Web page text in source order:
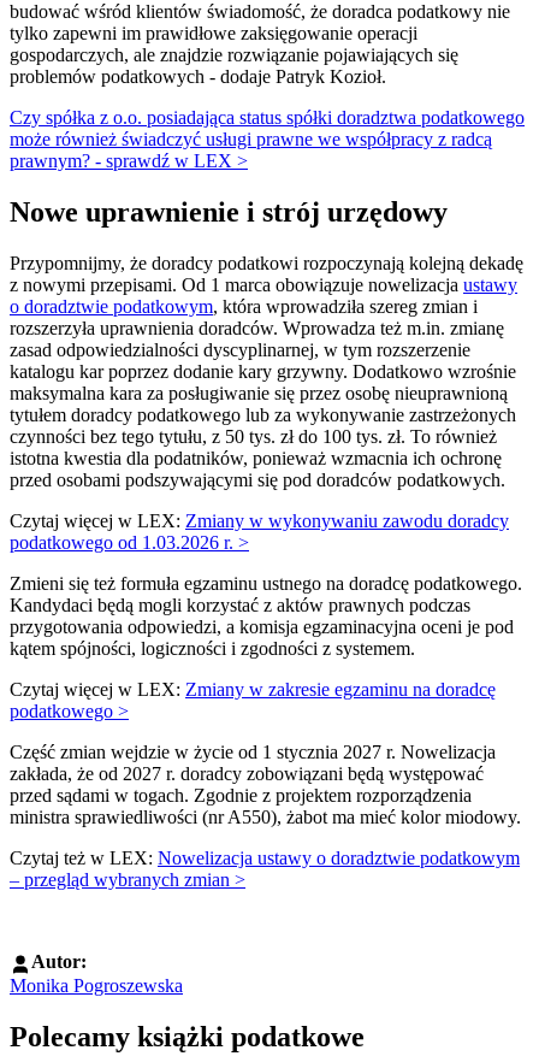
budować wśród klientów świadomość, że doradca podatkowy nie
tylko zapewni im prawidłowe zaksięgowanie operacji
gospodarczych, ale znajdzie rozwiązanie pojawiających się
problemów podatkowych - dodaje Patryk Kozioł.
Czy spółka z o.o. posiadająca status spółki doradztwa podatkowego
może również świadczyć usługi prawne we współpracy z radcą
prawnym? - sprawdź w LEX >
Nowe uprawnienie i strój urzędowy
Przypomnijmy, że doradcy podatkowi rozpoczynają kolejną dekadę
z nowymi przepisami. Od 1 marca obowiązuje nowelizacja ustawy
o doradztwie podatkowym, która wprowadziła szereg zmian i
rozszerzyła uprawnienia doradców. Wprowadza też m.in. zmianę
zasad odpowiedzialności dyscyplinarnej, w tym rozszerzenie
katalogu kar poprzez dodanie kary grzywny. Dodatkowo wzrośnie
maksymalna kara za posługiwanie się przez osobę nieuprawnioną
tytułem doradcy podatkowego lub za wykonywanie zastrzeżonych
czynności bez tego tytułu, z 50 tys. zł do 100 tys. zł. To również
istotna kwestia dla podatników, ponieważ wzmacnia ich ochronę
przed osobami podszywającymi się pod doradców podatkowych.
Czytaj więcej w LEX: Zmiany w wykonywaniu zawodu doradcy
podatkowego od 1.03.2026 r. >
Zmieni się też formuła egzaminu ustnego na doradcę podatkowego.
Kandydaci będą mogli korzystać z aktów prawnych podczas
przygotowania odpowiedzi, a komisja egzaminacyjna oceni je pod
kątem spójności, logiczności i zgodności z systemem.
Czytaj więcej w LEX: Zmiany w zakresie egzaminu na doradcę
podatkowego >
Część zmian wejdzie w życie od 1 stycznia 2027 r. Nowelizacja
zakłada, że od 2027 r. doradcy zobowiązani będą występować
przed sądami w togach. Zgodnie z projektem rozporządzenia
ministra sprawiedliwości (nr A550), żabot ma mieć kolor miodowy.
Czytaj też w LEX: Nowelizacja ustawy o doradztwie podatkowym
– przegląd wybranych zmian >
Autor:
Monika Pogroszewska
Polecamy książki podatkowe